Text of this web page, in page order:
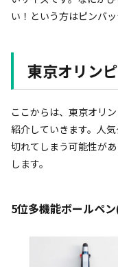
い！という方はピンバ
東京オリン
ここからは、東京オリ
紹介していきます。人
切れてしまう可能性が
します。
5位多機能ボールペ